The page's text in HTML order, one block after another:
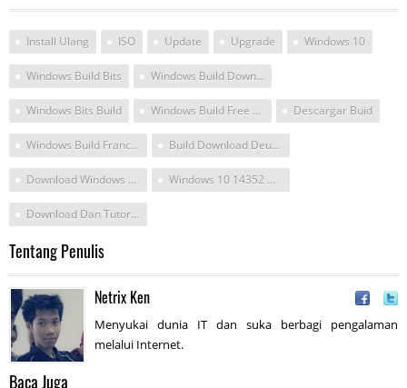
Install Ulang ISO Update Upgrade Windows 10
Windows Build Bits Windows Build Downloads
Windows Bits Build Windows Build Free Download Descargar Buid
Windows Build Francais Build Download Deutsch
Download Windows November Windows 10 14352 Download
Download Dan Tutorial Windows 10 64 Bit
Tentang Penulis
Netrix Ken
Menyukai dunia IT dan suka berbagi pengalaman
melalui Internet.
Baca Juga